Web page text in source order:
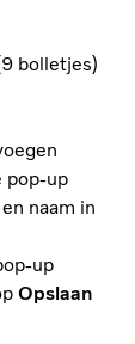
bolletjes)
pop-up
naam in
up
Opslaan